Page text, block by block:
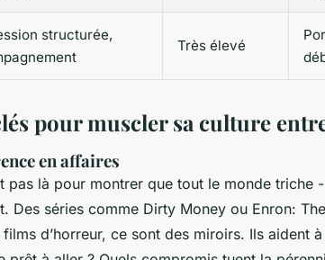
structurée,
Très élevé
pour muscler sa culture
en affaires
pas là pour montrer que tout le monde triche
Des séries comme Dirty Money ou Enron:
d’horreur, ce sont des miroirs. Ils aident